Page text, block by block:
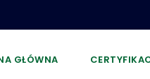
GŁÓWNA